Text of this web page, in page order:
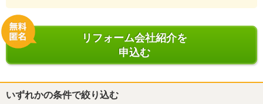
リフォーム会社紹介を
申込む
いずれかの条件で絞り込む